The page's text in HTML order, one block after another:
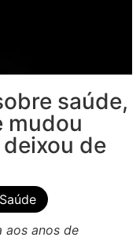
saúde,
mudou
de
Saúde
aos anos de